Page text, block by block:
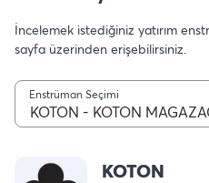
İncelemek istediğiniz yatırım
sayfa üzerinden erişebilirsiniz.
Enstrüman Seçimi
KOTON - KOTON
KOTON